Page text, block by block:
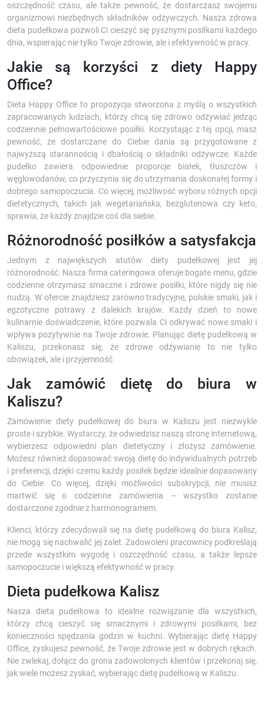
oszczędność czasu, ale także pewność, że dostarczasz swojemu
organizmowi niezbędnych składników odżywczych. Nasza zdrowa
dieta pudełkowa pozwoli Ci cieszyć się pysznymi posiłkami każdego
dnia, wspierając nie tylko Twoje zdrowie, ale i efektywność w pracy.
Jakie są korzyści z diety Happy
Office?
Dieta Happy Office to propozycja stworzona z myślą o wszystkich
zapracowanych ludziach, którzy chcą się zdrowo odżywiać jedząc
codziennie pełnowartościowe posiłki. Korzystając z tej opcji, masz
pewność, że dostarczane do Ciebie dania są przygotowane z
najwyższą starannością i dbałością o składniki odżywcze. Każde
pudełko zawiera odpowiednie proporcje białek, tłuszczów i
węglowodanów, co przyczynia się do utrzymania doskonałej formy i
dobrego samopoczucia. Co więcej, możliwość wyboru różnych opcji
dietetycznych, takich jak wegetariańska, bezglutenowa czy keto,
sprawia, że każdy znajdzie coś dla siebie.
Różnorodność posiłków a satysfakcja
Jednym z największych atutów diety pudełkowej jest jej
różnorodność. Nasza firma cateringowa oferuje bogate menu, gdzie
codzienne otrzymasz smaczne i zdrowe posiłki, które nigdy się nie
nudzą. W ofercie znajdziesz zarówno tradycyjne, polskie smaki, jak i
egzotyczne potrawy z dalekich krajów. Każdy dzień to nowe
kulinarnie doświadczenie, które pozwala Ci odkrywać nowe smaki i
wpływa pozytywnie na Twoje zdrowie. Planując dietę pudełkową w
Kaliszu, przekonasz się, że zdrowe odżywianie to nie tylko
obowiązek, ale i przyjemność.
Jak zamówić dietę do biura w
Kaliszu?
Zamówienie diety pudełkowej do biura w Kaliszu jest niezwykle
proste i szybkie. Wystarczy, że odwiedzisz naszą stronę internetową,
wybierzesz odpowiedni plan dietetyczny i złożysz zamówienie.
Możesz również dopasować swoją dietę do indywidualnych potrzeb
i preferencji, dzięki czemu każdy posiłek będzie idealnie dopasowany
do Ciebie. Co więcej, dzięki możliwości subskrypcji, nie musisz
martwić się o codzienne zamówienia – wszystko zostanie
dostarczone zgodnie z harmonogramem.
Klienci, którzy zdecydowali się na dietę pudełkową do biura Kalisz,
nie mogą się nachwalić jej zalet. Zadowoleni pracownicy podkreślają
przede wszystkim wygodę i oszczędność czasu, a także lepsze
samopoczucie i większą efektywność w pracy.
Dieta pudełkowa Kalisz
Nasza dieta pudełkowa to idealne rozwiązanie dla wszystkich,
którzy chcą cieszyć się smacznymi i zdrowymi posiłkami, bez
konieczności spędzania godzin w kuchni. Wybierając dietę Happy
Office, zyskujesz pewność, że Twoje zdrowie jest w dobrych rękach.
Nie zwlekaj, dołącz do grona zadowolonych klientów i przekonaj się,
jak wiele możesz zyskać, wybierając dietę pudełkową w Kaliszu.